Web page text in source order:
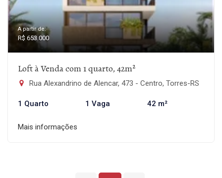
A partir de:
R$ 653.000
Loft à Venda com 1 quarto, 42m²
Rua Alexandrino de Alencar, 473 - Centro, Torres-RS
1 Quarto 1 Vaga 42 m²
Mais informações